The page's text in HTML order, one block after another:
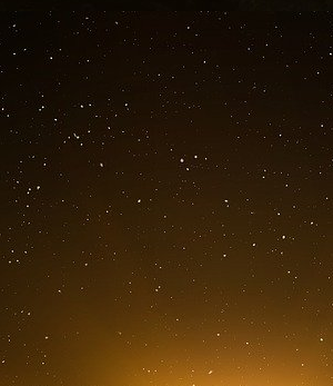
d’abord, les gouvernements
l’adoption des véhicules
des subventions a porté
ressentent déjà les effets de
plus ciblée des subventions ,
pour les
l’Europe a besoin d’une
dans sa transition
minéraux essentiels et de
accords commerciaux
et de nouvelles
pour garantir que l’Europe